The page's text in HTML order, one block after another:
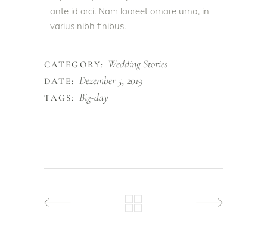
ante id orci. Nam laoreet ornare urna, in
varius nibh finibus.
CATEGORY: Wedding Stories
DATE: Dezember 5, 2019
TAGS: Big-day